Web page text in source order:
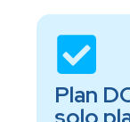
Plan